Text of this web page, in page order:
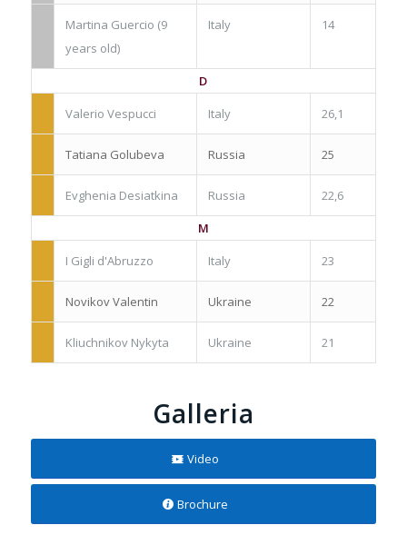
Martina Guercio (9
years old)
Italy 14
D
Valerio Vespucci
Italy 26,1
Tatiana Golubeva Russia 25
Evghenia Desiatkina Russia
22,6
M
I Gigli d'Abruzzo
Italy 23
Novikov Valentin Ukraine 22
Kliuchnikov Nykyta Ukraine 21
Galleria
Video
Brochure